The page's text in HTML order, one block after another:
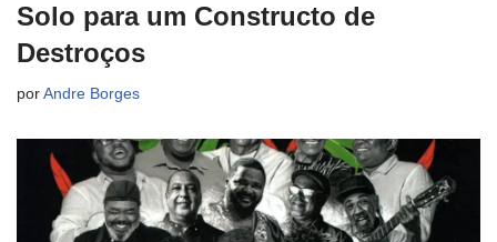
Solo para um Constructo de
Destroços
por Andre Borges